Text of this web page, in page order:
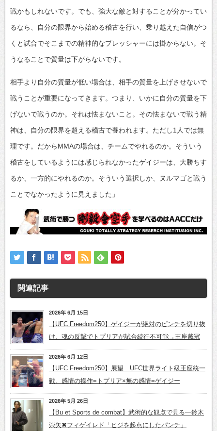
戦かもしれないです。でも、強大な敵と対することが分かってい
るなら、自分の限界から始める稽古を行い、乗り越えた自信がつ
くと試合でそこまでの精神的なプレッシャーには掛からない。そ
うなることで質量は下がらないです。
相手より自分の質量が低い場合は、相手の質量を上げさせないで
戦うことが重要になってきます。つまり、いかに自分の質量を下
げないで戦うのか。それは怯まないこと。その怯まないで戦う精
神は、自分の限界を超える稽古で養われます。ただし1人では無
理です。だからMMAの場合は、チームでやれるのか。そういう
稽古をしているようには感じられなかったゲイジーは、大勝ちす
るか、一方的にやれるのか。そういう選択しか、ヌルマゴと戦う
ことでなかったように見えました」
関連記事
2026年 6月 15日
【UFC Freedom250】ゲイジーが絶対のピンチを切り抜
け、魂の反撃でトプリアが試合続行不可能→王座戴冠
2026年 6月 12日
【UFC Freedom250】展望 UFC世界ライト級王座統一
戦。感情の操作=トプリア×無の感情=ゲイジー
2026年 5月 26日
【Bu et Sports de combat】武術的な観点で見る―鈴木
崇矢✖フィゲイレド「ヒジを起点にしたパンチ」